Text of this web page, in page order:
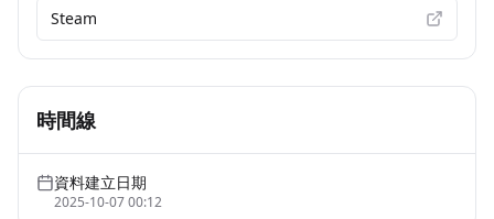
Steam
時間線
資料建立日期
2025-10-07 00:12